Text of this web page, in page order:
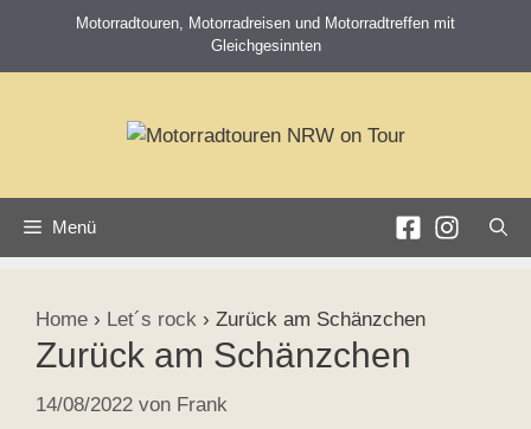
springen
Motorradtouren, Motorradreisen und Motorradtreffen mit
Gleichgesinnten
Menü
Home › Let´s rock › Zurück am Schänzchen
Zurück am Schänzchen
14/08/2022 von Frank